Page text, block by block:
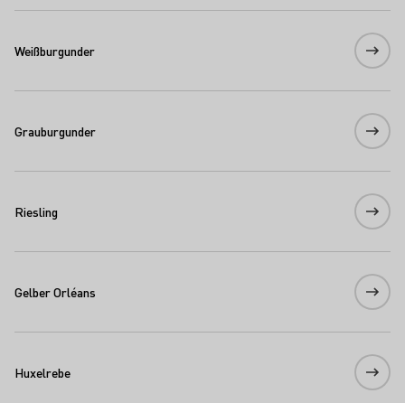
Weißburgunder
Grauburgunder
Riesling
Gelber Orléans
Huxelrebe